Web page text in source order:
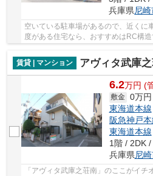
兵庫県尼崎
空いている駐車場があるので、近くに
度がある住宅なら、おすすめはRC構
賃貸 | マンション
アヴィタ武庫
6.2万円 (
敷金 0万円
東海道本線
阪急神戸
東海道本線
1階 / 2DK
兵庫県尼
「アヴィタ武庫之荘南」のここがイ